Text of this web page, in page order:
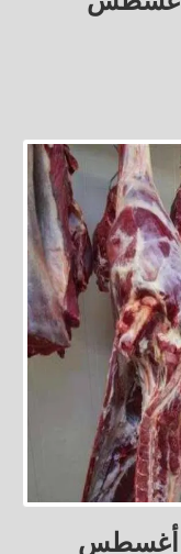
أسعار اللحوم اليوم الجمعة 7 أغسطس